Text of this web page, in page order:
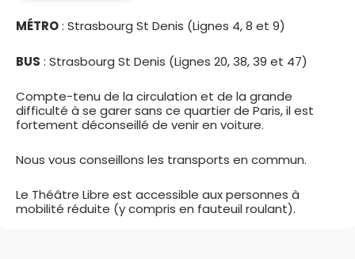
MÉTRO: Strasbourg St Denis (Lignes 4, 8 et 9)
BUS : Strasbourg St Denis (Lignes 20, 38, 39 et 47)
Compte-tenu de la circulation et de la grande
difficulté à se garer sans ce quartier de Paris, il est
fortement déconseillé de venir en voiture.
Nous vous conseillons les transports en commun.
Le Théâtre Libre est accessible aux personnes à
mobilité réduite (y compris en fauteuil roulant).